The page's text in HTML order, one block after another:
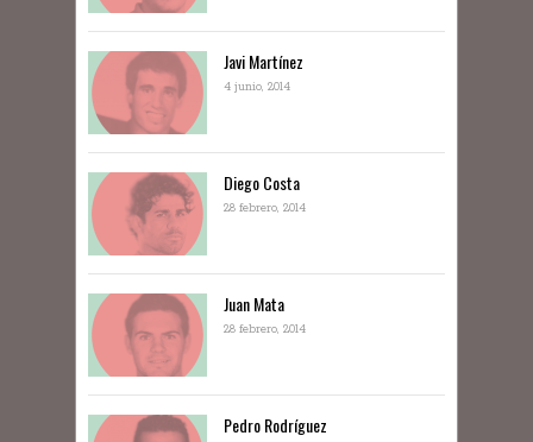
Javi Martínez
4 junio, 2014
Diego Costa
28 febrero, 2014
Juan Mata
28 febrero, 2014
Pedro Rodríguez